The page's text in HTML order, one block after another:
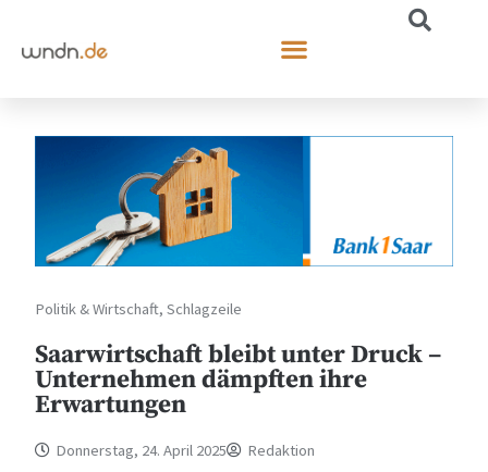
Politik & Wirtschaft,Schlagzeile
Saarwirtschaft bleibt unter Druck –
Unternehmen dämpften ihre
Erwartungen
Donnerstag, 24. April 2025 Redaktion